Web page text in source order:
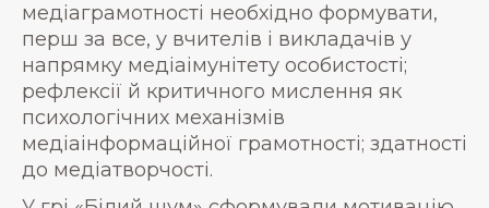
медіаграмотності необхідно формувати,
перш за все, у вчителів і викладачів у
напрямку медіаімунітету особистості;
рефлексії й критичного мислення як
психологічних механізмів
медіаінформаційної грамотності; здатності
до медіатворчості.